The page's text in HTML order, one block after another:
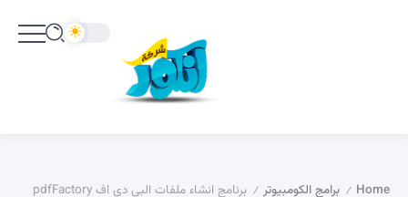
Home
/ برامج الكومبيوتر / برنامج انشاء ملفات البي دي اف pdfFactory